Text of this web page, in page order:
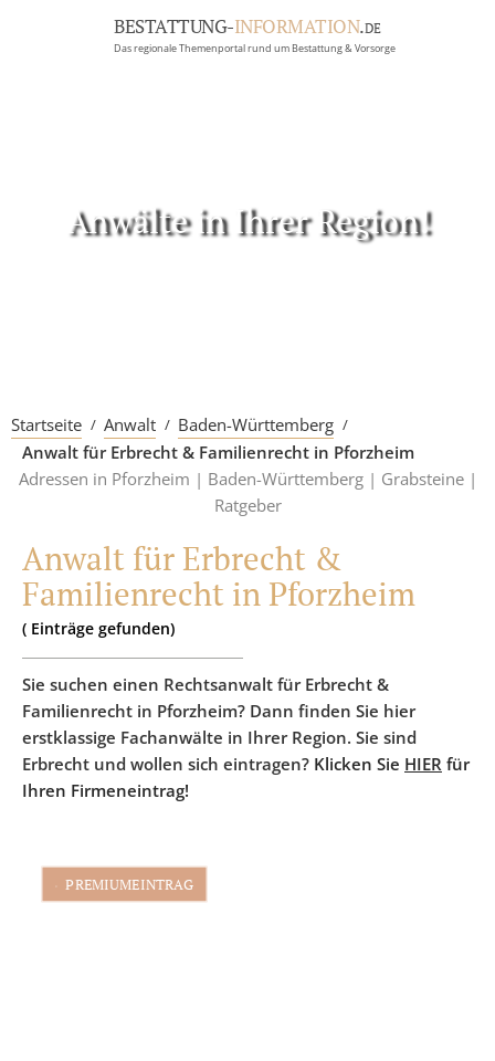
BESTATTUNG-INFORMATION.DE
Das regionale Themenportal rund um Bestattung & Vorsorge
Anwälte in Ihrer Region!
Startseite Anwalt
Baden-Württemberg
Anwalt für Erbrecht & Familienrecht in Pforzheim
Adressen in Pforzheim | Baden-Württemberg | Grabsteine |
Ratgeber
Anwalt für Erbrecht &
Familienrecht in Pforzheim
( Einträge gefunden)
Sie suchen einen Rechtsanwalt für Erbrecht &
Familienrecht in Pforzheim? Dann finden Sie hier
erstklassige Fachanwälte in Ihrer Region. Sie sind
Erbrecht und wollen sich eintragen? Klicken Sie HIER für
Ihren Firmeneintrag!
PREMIUMEINTRAG